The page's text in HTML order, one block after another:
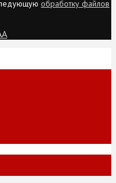
обработку файлов